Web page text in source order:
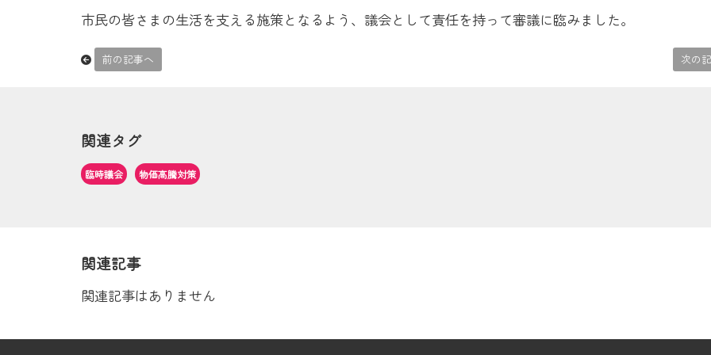
市民の皆さまの生活を支える施策となるよう、議会として責任を持って審議に臨みました。
前の記事へ 次の
関連タグ
臨時議会 物価高騰対策
関連記事
関連記事はありません